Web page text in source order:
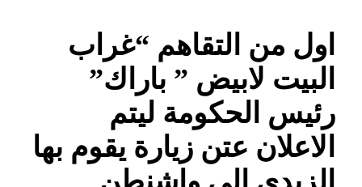
اول من التقاهم “غراب
البيت لابيض ” باراك”
رئيس الحكومة ليتم
الاعلان عتن زيارة يقوم بها